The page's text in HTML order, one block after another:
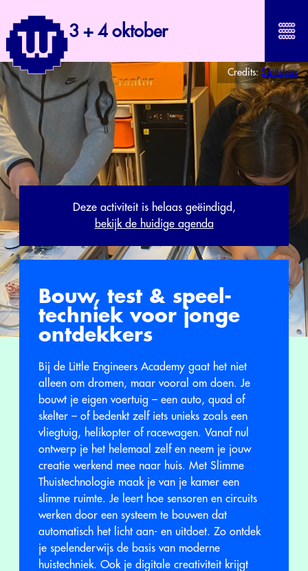
3 + 4 oktober
Credits: SintLucas
Deze activiteit is helaas geëindigd,
bekijk de huidige agenda
Bouw, test & speel-
techniek voor jonge
ontdekkers
Bij de Little Engineers Academy gaat het niet
alleen om dromen, maar vooral om doen. Je
bouwt je eigen voertuig – een auto, quad of
skelter – of bedenkt zelf iets unieks zoals een
vliegtuig, helikopter of racewagen. Vanaf nul
ontwerp je het helemaal zelf en neem je jouw
creatie werkend mee naar huis. Met Slimme
Thuistechnologie maak je van je kamer een
slimme ruimte. Je leert hoe sensoren en circuits
werken door een systeem te bouwen dat
automatisch het licht aan- en uitdoet. Zo ontdek
je spelenderwijs de basis van moderne
huistechniek. Ook je digitale creativiteit krijgt